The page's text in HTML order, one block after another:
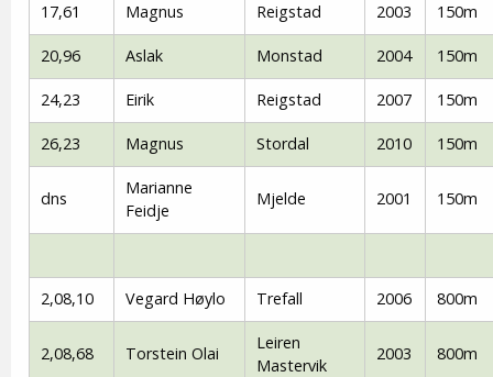
17,61 Magnus Reigstad 2003 150m
20,96 Aslak Monstad 2004 150m
24,23 Eirik Reigstad 2007 150m
26,23 Magnus Stordal 2010 150m
dns
Marianne
Feidje
Mjelde 2001 150m
2,08,10 Vegard Høylo Trefall 2006 800m
2,08,68 Torstein Olai
Leiren
Mastervik
2003 800m